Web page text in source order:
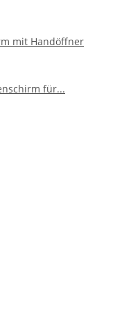
mit Handöffner